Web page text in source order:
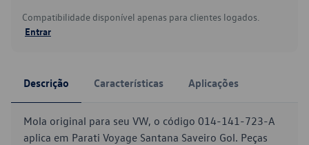
Compatibilidade disponível apenas para clientes logados.
Entrar
Descrição Características Aplicações
Mola original para seu VW, o código 014-141-723-A
aplica em Parati Voyage Santana Saveiro Gol. Peças